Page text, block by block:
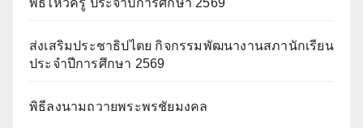
พิธีไหว้ครู ประจำปีการศึกษา 2569
ส่งเสริมประชาธิปไตย กิจกรรมพัฒนางานสภานักเรียน
ประจำปีการศึกษา 2569
พิธีลงนามถวายพระพรชัยมงคล